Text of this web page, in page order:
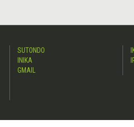
SUTONDO
INIKA
GMAIL